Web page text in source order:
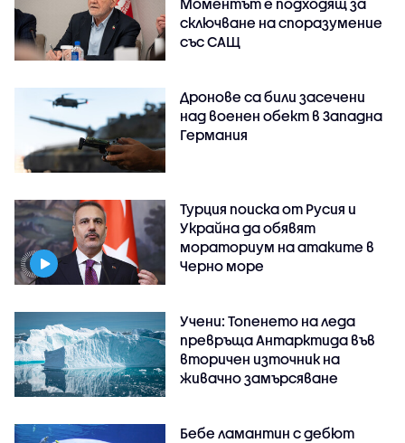
Моментът е подходящ за
сключване на споразумение
със САЩ
Дронове са били засечени
над военен обект в Западна
Германия
Турция поиска от Русия и
Украйна да обявят
мораториум на атаките в
Черно море
Учени: Топенето на леда
превръща Антарктида във
вторичен източник на
живачно замърсяване
Бебе ламантин с дебют